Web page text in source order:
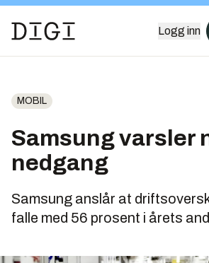
Logg inn
MOBIL
Samsung varsler
nedgang
Samsung anslår at
falle med 56 prosent i årets